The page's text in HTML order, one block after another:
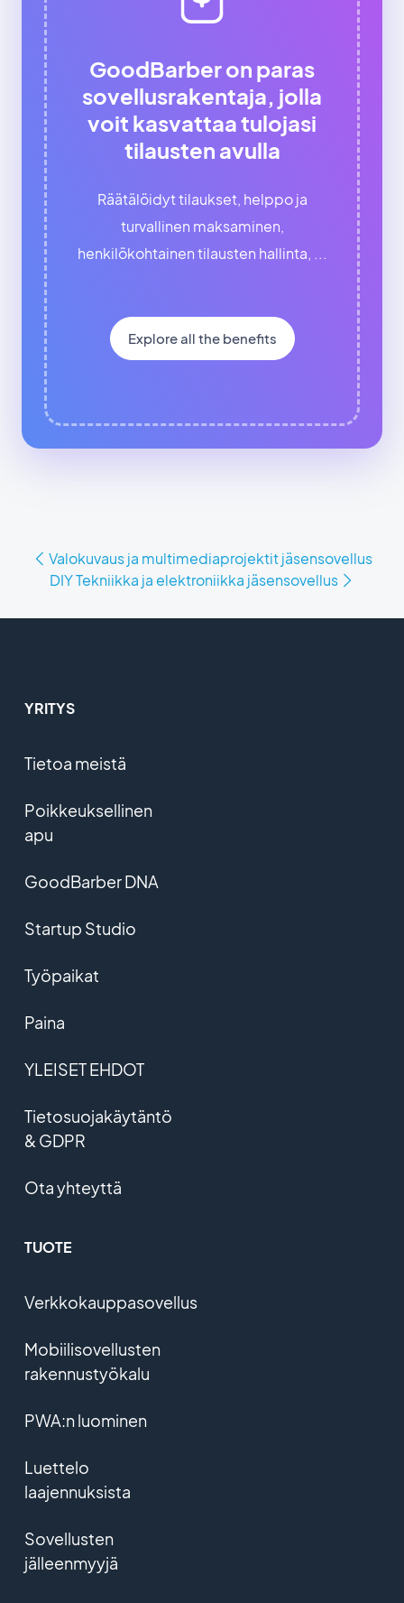
GoodBarber on paras
sovellusrakentaja, jolla
voit kasvattaa tulojasi
tilausten avulla
Räätälöidyt tilaukset, helppo ja
turvallinen maksaminen,
henkilökohtainen tilausten hallinta, ...
Explore all the benefits
Valokuvaus ja multimediaprojektit jäsensovellus
DIY Tekniikka ja elektroniikka jäsensovellus
YRITYS
Tietoa meistä
Poikkeuksellinen
apu
GoodBarber DNA
Startup Studio
Työpaikat
Paina
YLEISET EHDOT
Tietosuojakäytäntö
& GDPR
Ota yhteyttä
TUOTE
Verkkokauppasovellus
Mobiilisovellusten
rakennustyökalu
PWA:n luominen
Luettelo
laajennuksista
Sovellusten
jälleenmyyjä